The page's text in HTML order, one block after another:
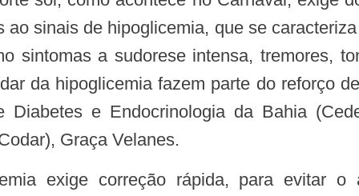
sinais de hipoglicemia, que se
sintomas a sudorese intensa, tremores,
da hipoglicemia fazem parte do reforço
e Endocrinologia da Bahia
Graça Velanes.